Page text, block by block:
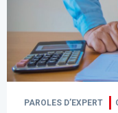
PAROLES D’EXPERT